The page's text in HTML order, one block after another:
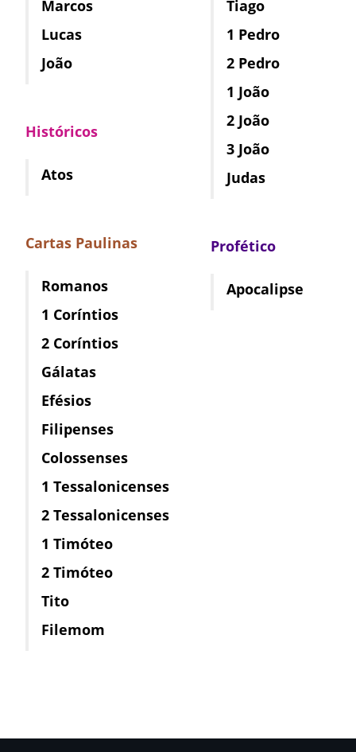
Marcos
Lucas
João
Históricos
Atos
Cartas Paulinas
Romanos
1 Coríntios
2 Coríntios
Gálatas
Efésios
Filipenses
Colossenses
1 Tessalonicenses
2 Tessalonicenses
1 Timóteo
2 Timóteo
Tito
Filemom
Tiago
1 Pedro
2 Pedro
1 João
2 João
3 João
Judas
Profético
Apocalipse